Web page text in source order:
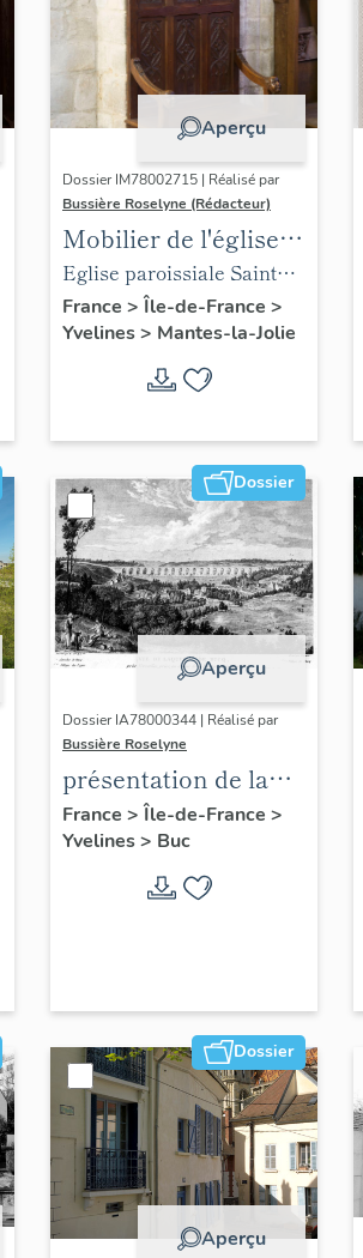
Aperçu
Dossier IM78002715 | Réalisé par
Bussière Roselyne (Rédacteur)
Mobilier de l'église
Sainte-Anne de
Gassicourt
Eglise paroissiale Sainte-
Anne
France > Île-de-France >
Yvelines> Mantes-la-Jolie
Dossier
Aperçu
Dossier IA78000344 | Réalisé par
Bussière Roselyne
présentation de la
commune de Buc
France > Île-de-France >
Yvelines> Buc
Dossier
Aperçu